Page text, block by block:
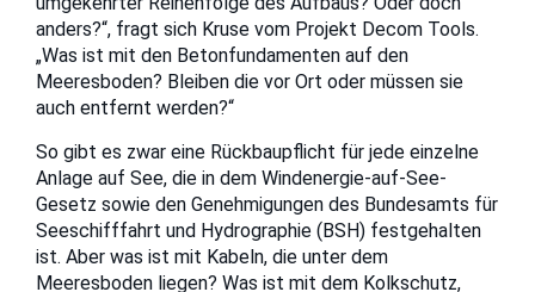
anders?“, fragt sich Kruse vom Projekt Decom Tools.
„Was ist mit den Betonfundamenten auf den
Meeresboden? Bleiben die vor Ort oder müssen sie
auch entfernt werden?“
So gibt es zwar eine Rückbaupflicht für jede einzelne
Anlage auf See, die in dem Windenergie-auf-See-
Gesetz sowie den Genehmigungen des Bundesamts für
Seeschifffahrt und Hydrographie (BSH) festgehalten
ist. Aber was ist mit Kabeln, die unter dem
Meeresboden liegen? Was ist mit dem Kolkschutz,